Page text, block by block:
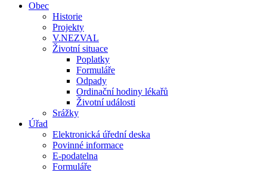
Obec
Historie
Projekty
V.NEZVAL
Životní situace
Poplatky
Formuláře
Odpady
Ordinační hodiny lékařů
Životní události
Srážky
Úřad
Elektronická úřední deska
Povinné informace
E-podatelna
Formuláře